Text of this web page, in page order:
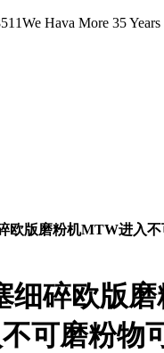
We Hava More 35
欧版磨粉机MTW进入不
细碎欧版磨
可磨粉物